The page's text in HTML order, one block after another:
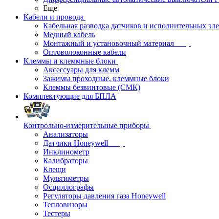
Еще
Кабели и провода
Кабельная разводка датчиков и исполнительных
Медный кабель
Монтажный и установочный материал
Оптоволоконные кабели
Клеммы и клеммные блоки
Аксессуары для клемм
Зажимы проходные, клеммные блоки
Клеммы безвинтовые (СМК)
Комплектующие для БПЛА
Контрольно-измерительные приборы
Анализаторы
Датчики Honeywell
Инклинометр
Калибраторы
Клещи
Мультиметры
Осциллографы
Регуляторы давления газа Honeywell
Тепловизоры
Тестеры